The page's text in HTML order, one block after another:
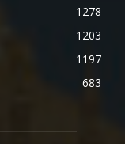
1278
1203
1197
683